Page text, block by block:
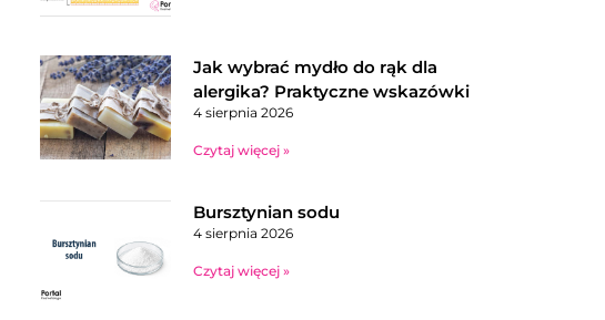
Jak wybrać mydło do rąk dla
alergika? Praktyczne wskazówki
4 sierpnia 2026
Czytaj więcej »
Bursztynian sodu
4 sierpnia 2026
Czytaj więcej »